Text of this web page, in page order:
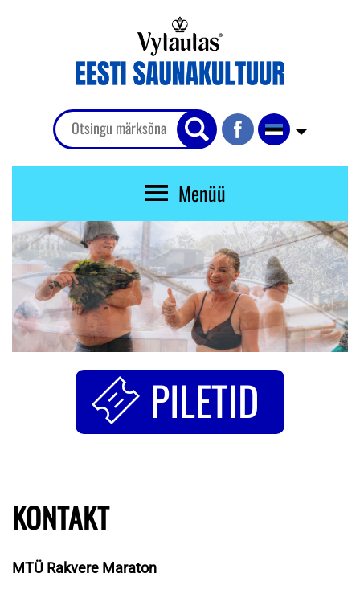
Menüü
PILETID
KONTAKT
MTÜ Rakvere Maraton